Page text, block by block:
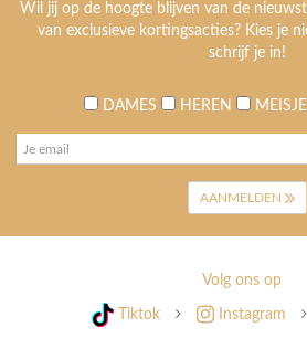
Wil jij op de hoogte blijven van de
van exclusieve kortingsacties? Kies je
schrijf je in!
DAMES HEREN
AANMELDEN
Volg ons op
Tiktok Instagram